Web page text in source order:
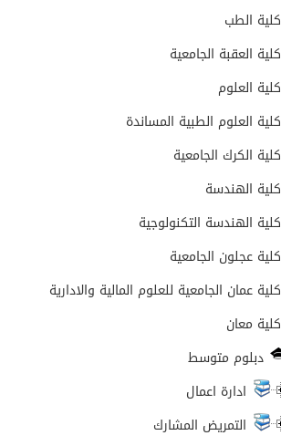
كلية الطب
كلية العقبة الجامعية
كلية العلوم
كلية العلوم الطبية المساندة
كلية الكرك الجامعية
كلية الهندسة
كلية الهندسة التكنولوجية
كلية عجلون الجامعية
كلية عمان الجامعية للعلوم المالية والادارية
كلية معان
دبلوم متوسط
ادارة اعمال
التمريض المشارك